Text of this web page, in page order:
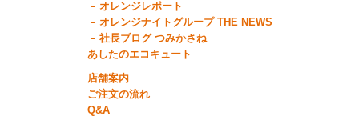
オレンジレポート
オレンジナイトグループ THE NEWS
社長ブログ つみかさね
あしたのエコキュート
店舗案内
ご注文の流れ
Q&A